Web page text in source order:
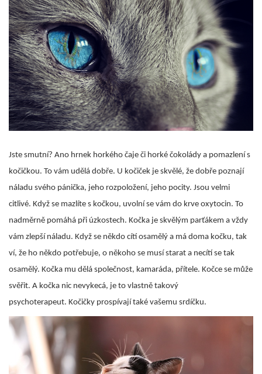
Jste smutní? Ano hrnek horkého čaje či horké čokolády a pomazlení s
kočičkou. To vám udělá dobře. U kočiček je skvělé, že dobře poznají
náladu svého pánička, jeho rozpoložení, jeho pocity. Jsou velmi
citlivé. Když se mazlíte s kočkou, uvolní se vám do krve oxytocin. To
nadměrně pomáhá při úzkostech. Kočka je skvělým parťákem a vždy
vám zlepší náladu. Když se někdo cítí osamělý a má doma kočku, tak
ví, že ho někdo potřebuje, o někoho se musí starat a necítí se tak
osamělý. Kočka mu dělá společnost, kamaráda, přítele. Kočce se může
svěřit. A kočka nic nevykecá, je to vlastně takový
psychoterapeut. Kočičky prospívají také vašemu srdíčku.